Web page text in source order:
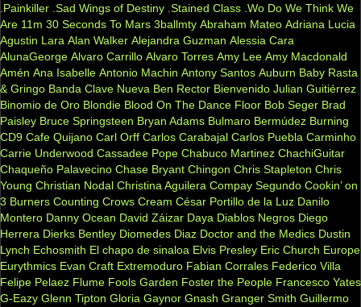
.Painkiller .Sad Wings of Destiny .Stained Class .Wo Do We Think We
Are 11m 30 Seconds To Mars 3ballmty Abraham Mateo Adriana Lucia
Agustin Lara Alan Walker Alejandra Guzman Alessia Cara
AlunaGeorge Alvaro Carrillo Alvaro Torres Amy Lee Amy Macdonald
Amén Ana Isabelle Antonio Machin Antony Santos Auburn Baby Rasta
& Gringo Banda Clave Nueva Ben Rector Bienvenido Julian Guitiérrez
Binomio de Oro Blondie Blood On The Dance Floor Bob Seger Brad
Paisley Bruce Springsteen Bryan Adams Bulmaro Bermúdez Burning
CD9 Cafe Quijano Carl Orff Carlos Carabajal Carlos Puebla Carminho
Carrie Underwood Cassadee Pope Chabuco Martinez ChachiGuitar
Chaqueño Palavecino Chase Bryant Chingon Chris Stapleton Chris
Young Christian Nodal Christina Aguilera Compay Segundo Cookin’ on
3 Burners Counting Crows Cream César Portillo de la Luz Danilo
Montero Danny Ocean David Záizar Daya Diablos Negros Diego
Herrera Dierks Bentley Diomedes Diaz Doctor and the Medics Dustin
Lynch Echosmith El chapo de sinaloa Elvis Presley Eric Church Europe
Eurythmics Evan Craft Extremoduro Fabian Corrales Federico Villa
Felipe Pelaez Flume Fools Garden Foster the People Francesco Yates
G-Eazy Glenn Tipton Gloria Gaynor Gnash Granger Smith Guillermo